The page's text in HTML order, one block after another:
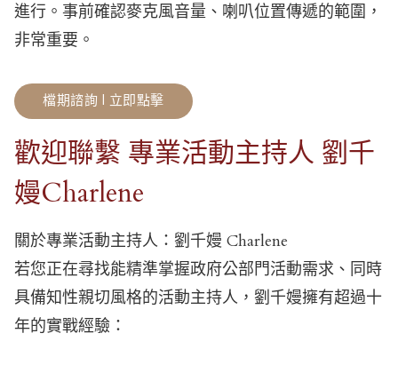
進行。事前確認麥克風音量、喇叭位置傳遞的範圍，
非常重要。
檔期諮詢 | 立即點擊
歡迎聯繫 專業活動主持人 劉千
嫚Charlene
關於專業活動主持人：劉千嫚 Charlene
若您正在尋找能精準掌握政府公部門活動需求、同時
具備知性親切風格的活動主持人，劉千嫚擁有超過十
年的實戰經驗：